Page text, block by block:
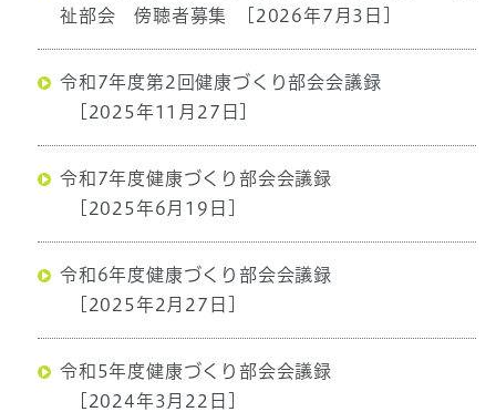
祉部会 傍聴者募集
[2026年7月3日]
令和7年度第2回健康づくり部会会議録
[2025年11月27日]
令和7年度健康づくり部会会議録
[2025年6月19日]
令和6年度健康づくり部会会議録
[2025年2月27日]
令和5年度健康づくり部会会議録
[2024年3月22日]